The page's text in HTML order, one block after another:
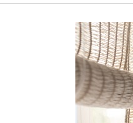
Estores de fibras naturales
campo en España.